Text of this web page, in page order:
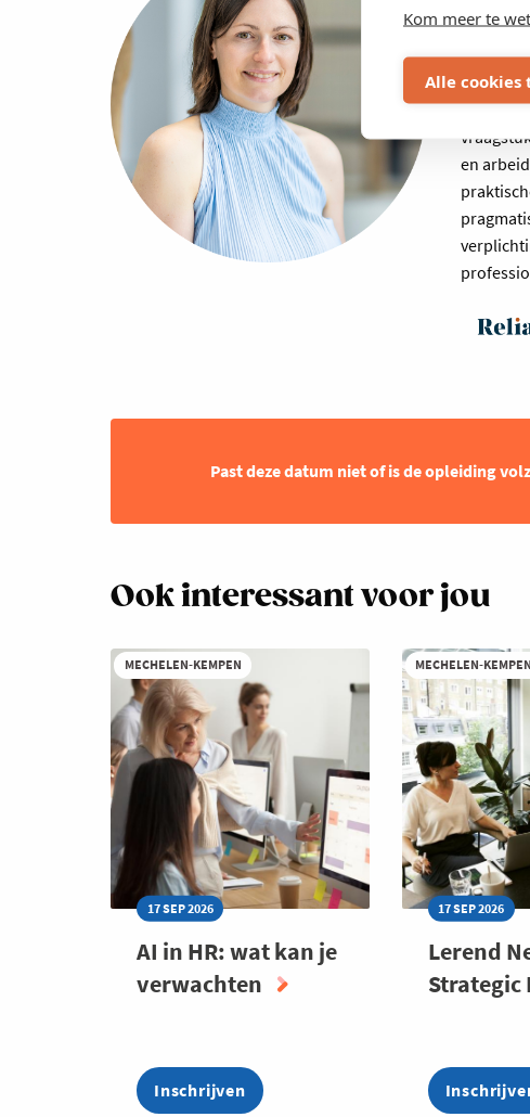
Kom meer te
Alle cookies
Yne is
en
Past deze datum niet of is de opleiding
Ook interessant voor jou
MECHELEN-KEMPEN
17 SEP 2026
AI in HR: wat kan je
verwachten
Inschrijven
MECHELEN-KEMPEN
17 SEP 2026
Lerend
Strategic